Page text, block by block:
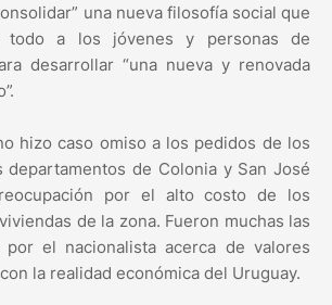
una nueva filosofía social que
todo a los jóvenes y personas de
desarrollar “una nueva y renovada
hizo caso omiso a los pedidos de los
departamentos de Colonia y San José
por el alto costo de los
de la zona. Fueron muchas las
por el nacionalista acerca de valores
la realidad económica del Uruguay.